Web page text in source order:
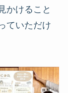
かけること
ていただけ